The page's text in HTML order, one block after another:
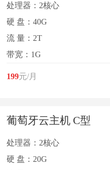
处理器：2核心
硬 盘：40G
流 量：2T
带宽：1G
199元/月
葡萄牙云主机 C型
处理器：2核心
硬 盘：20G